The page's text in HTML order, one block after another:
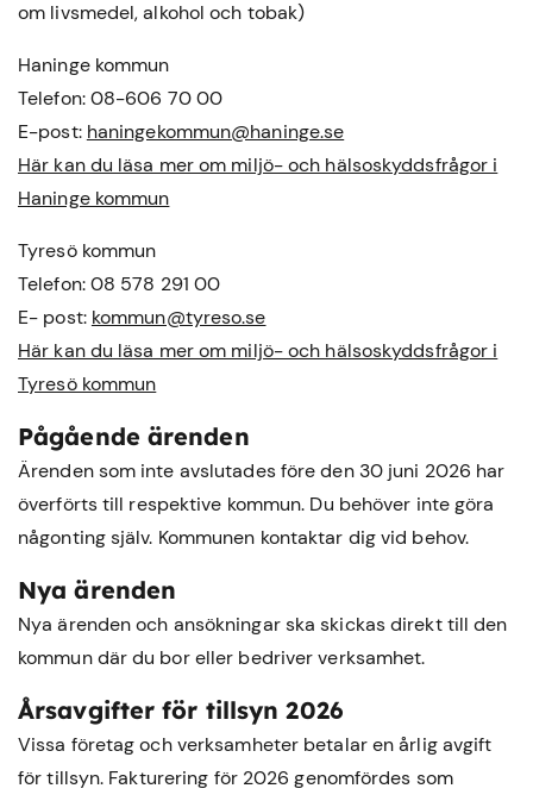
om livsmedel, alkohol och tobak)
Haninge kommun
Telefon: 08-606 70 00
E-post: haningekommun@haninge.se
Här kan du läsa mer om miljö- och hälsoskyddsfrågor i
Haninge kommun
Tyresö kommun
Telefon: 08 578 291 00
E- post: kommun@tyreso.se
Här kan du läsa mer om miljö- och hälsoskyddsfrågor i
Tyresö kommun
Pågående ärenden
Ärenden som inte avslutades före den 30 juni 2026 har
överförts till respektive kommun. Du behöver inte göra
någonting själv. Kommunen kontaktar dig vid behov.
Nya ärenden
Nya ärenden och ansökningar ska skickas direkt till den
kommun där du bor eller bedriver verksamhet.
Årsavgifter för tillsyn 2026
Vissa företag och verksamheter betalar en årlig avgift
för tillsyn. Fakturering för 2026 genomfördes som